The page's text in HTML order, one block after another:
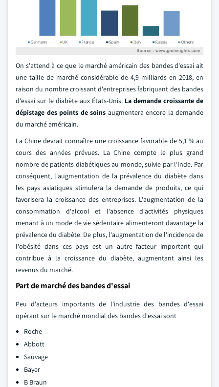
On s'attend à ce que le marché américain des bandes d'essai ait
une taille de marché considérable de 4,9 milliards en 2018, en
raison du nombre croissant d'entreprises fabriquant des bandes
d'essai sur le diabète aux États-Unis. La demande croissante de
dépistage des points de soins augmentera encore la demande
du marché américain.
La Chine devrait connaître une croissance favorable de 5,1 % au
cours des années prévues. La Chine compte le plus grand
nombre de patients diabétiques au monde, suivie par l'Inde. Par
conséquent, l'augmentation de la prévalence du diabète dans
les pays asiatiques stimulera la demande de produits, ce qui
favorisera la croissance des entreprises. L'augmentation de la
consommation d'alcool et l'absence d'activités physiques
menant à un mode de vie sédentaire alimenteront davantage la
prévalence du diabète. De plus, l'augmentation de l'incidence de
l'obésité dans ces pays est un autre facteur important qui
contribue à la croissance du diabète, augmentant ainsi les
revenus du marché.
Part de marché des bandes d'essai
Peu d'acteurs importants de l'industrie des bandes d'essai
opérant sur le marché mondial des bandes d'essai sont
Roche
Abbott
Sauvage
Bayer
B Braun